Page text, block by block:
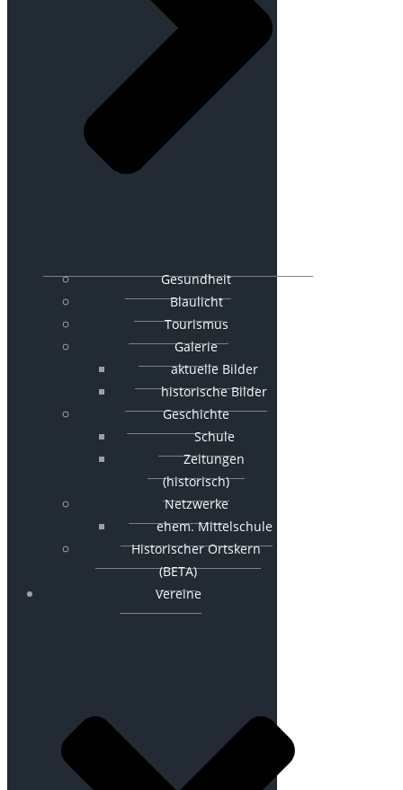
Gesundheit
Blaulicht
Tourismus
Galerie
aktuelle Bilder
historische Bilder
Geschichte
Schule
Zeitungen
(historisch)
Netzwerke
ehem. Mittelschule
Historischer Ortskern
(BETA)
Vereine